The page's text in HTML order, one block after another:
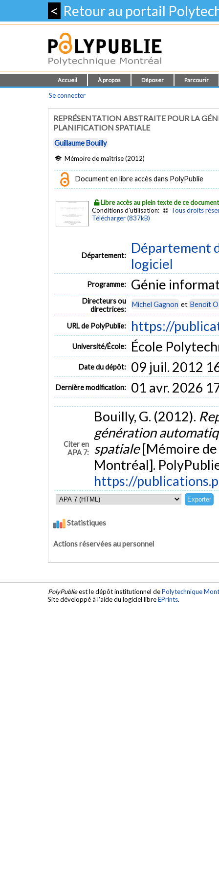
< Retour au portail
Accueil À propos Déposer Parcourir
Se connecter
REPRÉSENTATION ABSTRAITE POUR LA
PLANIFICATION SPATIALE
Guillaume Bouilly
Mémoire de maîtrise (2012)
Document en libre accès dans PolyPublie
Libre accès au plein texte de ce document
Conditions d'utilisation:
Tous droits
Télécharger (837kB)
Département:
Département
logiciel
Programme: Génie
Directeurs ou
directrices:
Michel Gagnon et Benoît
URL de PolyPublie: https://
Université/École: École
Date du dépôt: 09 juil. 2012
Dernière modification: 01 avr. 2026
Citer en
APA 7:
Bouilly, G. (2012).
génération
spatiale[Mémoire
Montréal].
https://
Statistiques
Actions réservées au personnel
PolyPublieest le dépôt institutionnel dePolytechnique
Site développé à l'aide du logiciel libreEPrints.